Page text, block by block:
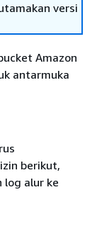
versi
Amazon
antarmuka
berikut,
log alur ke